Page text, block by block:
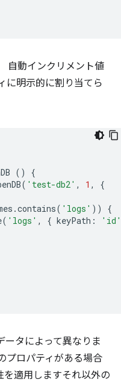
自動インクリメント値
に明示的に割り当てら
()
{
( 'test-db2' , 1 ,
{
.contains( 'logs' ))
{
( 'logs' , { keyPath :
'id'
ータによって異なりま
プロパティがある場合
を適用しますそれ以外の